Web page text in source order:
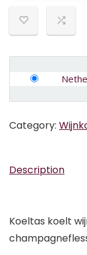
Category:
Description
Koeltas koelt